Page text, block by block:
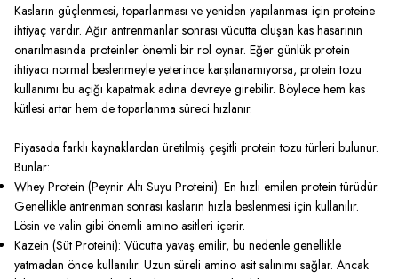
Kasların güçlenmesi, toparlanması ve yeniden yapılanması için proteine
ihtiyaç vardır. Ağır antrenmanlar sonrası vücutta oluşan kas hasarının
onarılmasında proteinler önemli bir rol oynar. Eğer günlük protein
ihtiyacı normal beslenmeyle yeterince karşılanamıyorsa, protein tozu
kullanımı bu açığı kapatmak adına devreye girebilir. Böylece hem kas
kütlesi artar hem de toparlanma süreci hızlanır.
Piyasada farklı kaynaklardan üretilmiş çeşitli protein tozu türleri bulunur.
Bunlar:
Whey Protein (Peynir Altı Suyu Proteini): En hızlı emilen protein türüdür.
Genellikle antrenman sonrası kasların hızla beslenmesi için kullanılır.
Lösin ve valin gibi önemli amino asitleri içerir.
Kazein (Süt Proteini): Vücutta yavaş emilir, bu nedenle genellikle
yatmadan önce kullanılır. Uzun süreli amino asit salınımı sağlar. Ancak